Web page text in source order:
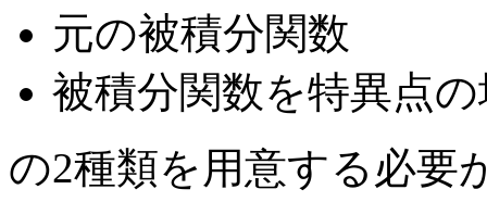
元の被積分関数
被積分関数を特異点
の2種類を用意する必要